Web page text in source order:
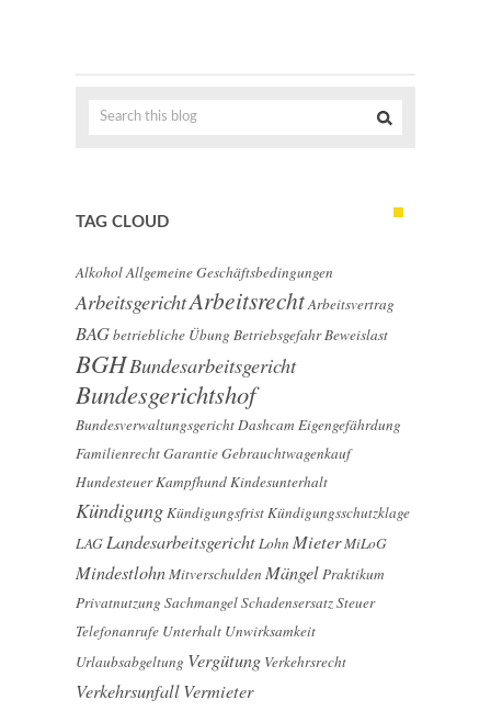
TAG CLOUD
AlkoholAllgemeine Geschäftsbedingungen
ArbeitsgerichtArbeitsrechtArbeitsvertrag
BAGbetriebliche Übung BetriebsgefahrBeweislast
BGHBundesarbeitsgericht
Bundesgerichtshof
BundesverwaltungsgerichtDashcam Eigengefährdung
FamilienrechtGarantieGebrauchtwagenkauf
HundesteuerKampfhundKindesunterhalt
KündigungKündigungsfristKündigungsschutzklage
LAG LandesarbeitsgerichtLohn MieterMiLoG
MindestlohnMitverschulden MängelPraktikum
Privatnutzung SachmangelSchadensersatzSteuer
Telefonanrufe Unterhalt Unwirksamkeit
Urlaubsabgeltung Vergütung Verkehrsrecht
VerkehrsunfallVermieter